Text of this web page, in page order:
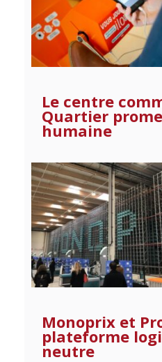
Le centre
Quartier
humaine
Monoprix et
plateforme
neutre